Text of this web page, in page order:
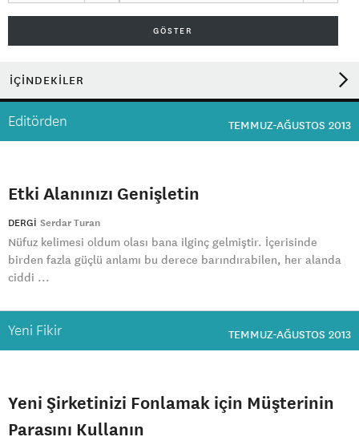
GÖSTER
İÇİNDEKİLER
Editörden TEMMUZ-AĞUSTOS 2013
Etki Alanınızı Genişletin
DERGI Serdar Turan
Nüfuz kelimesi oldum olası bana ilginç gelmiştir. İçerisinde
birden fazla güçlü anlamı bu derece barındırabilen, her alanda
ciddi ...
Yeni Fikir TEMMUZ-AĞUSTOS 2013
Yeni Şirketinizi Fonlamak için Müşterinin
Parasını Kullanın